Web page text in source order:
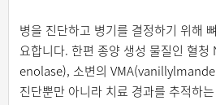
병을 진단하고 병기를 결정하기 위해
요합니다. 한편 종양 생성 물질인 혈
enolase), 소변의
진단뿐만 아니라 치료 경과를 추적하